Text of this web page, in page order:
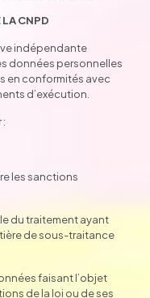
CNPD
indépendante
données personnelles
en conformités avec
d’exécution.
les sanctions
du traitement ayant
de sous-traitance
faisant l’objet
de la loi ou de ses